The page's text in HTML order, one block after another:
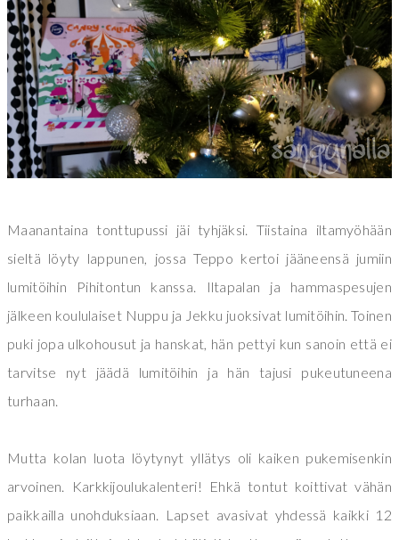
Maanantaina tonttupussi jäi tyhjäksi. Tiistaina iltamyöhään
sieltä löyty lappunen, jossa Teppo kertoi jääneensä jumiin
lumitöihin Pihitontun kanssa. Iltapalan ja hammaspesujen
jälkeen koululaiset Nuppu ja Jekku juoksivat lumitöihin. Toinen
puki jopa ulkohousut ja hanskat, hän pettyi kun sanoin että ei
tarvitse nyt jäädä lumitöihin ja hän tajusi pukeutuneena
turhaan.
Mutta kolan luota löytynyt yllätys oli kaiken pukemisenkin
arvoinen. Karkkijoulukalenteri! Ehkä tontut koittivat vähän
paikkailla unohduksiaan. Lapset avasivat yhdessä kaikki 12